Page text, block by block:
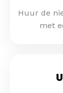
Huur de
met